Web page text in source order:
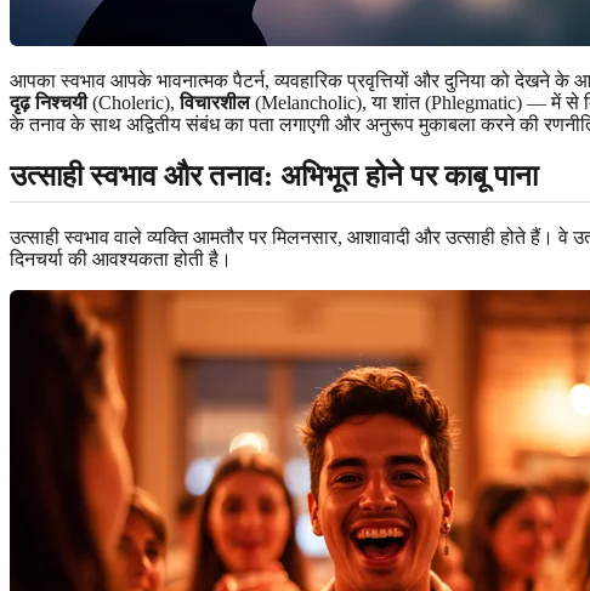
आपका स्वभाव आपके भावनात्मक पैटर्न, व्यवहारिक प्रवृत्तियों और दुनिया को
दृढ़ निश्चयी(Choleric),विचारशील(Melancholic), या शांत (Phlegmatic) — में से
के तनाव के साथ अद्वितीय संबंध का पता लगाएगी और अनुरूप मुकाबला करने की
उत्साही स्वभाव और तनाव: अभिभूत होने पर काबू पाना
उत्साही स्वभाव वाले व्यक्ति आमतौर पर मिलनसार, आशावादी और उत्साही होते हैं।
दिनचर्या की आवश्यकता होती है।